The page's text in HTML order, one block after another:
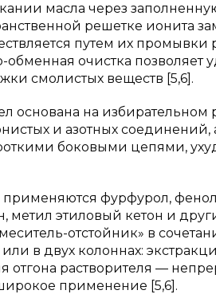
масла через
решетке ионита
путем их
очистка позволяет
смолистых веществ [5,6].
основана на избирательном
и азотных
боковыми цепями,
применяются фурфурол,
метил этиловый кетон и
отстойник» в
или в двух колоннах:
растворителя —
применение [5,6].